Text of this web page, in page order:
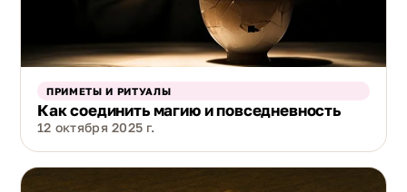
ПРИМЕТЫ И РИТУАЛЫ
Как соединить магию и повседневность
12 октября 2025 г.